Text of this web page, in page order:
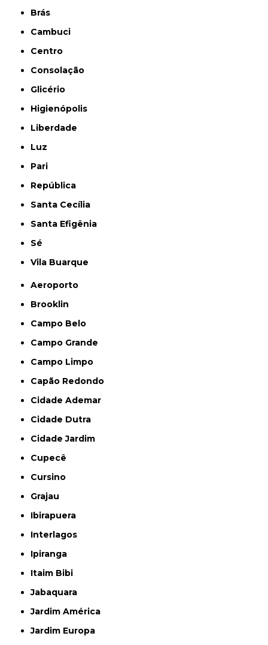
Brás
Cambuci
Centro
Consolação
Glicério
Higienópolis
Liberdade
Luz
Pari
República
Santa Cecília
Santa Efigênia
Sé
Vila Buarque
Aeroporto
Brooklin
Campo Belo
Campo Grande
Campo Limpo
Capão Redondo
Cidade Ademar
Cidade Dutra
Cidade Jardim
Cupecê
Cursino
Grajau
Ibirapuera
Interlagos
Ipiranga
Itaim Bibi
Jabaquara
Jardim América
Jardim Europa